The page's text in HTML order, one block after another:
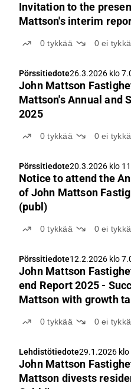
Invitation to the
Mattson's interim
0tykkää 0ei
Pörssitiedote26.3.2026 klo
John Mattson
Mattson's Annual and
2025
0tykkää 0ei
Pörssitiedote20.3.2026 klo
Notice to attend the
of John Mattson
(publ)
0tykkää 0ei
Pörssitiedote12.2.2026 klo
John Mattson
end Report 2025 -
Mattson with growth
0tykkää 0ei
Lehdistötiedote29.1.2026 klo
John Mattson
Mattson divests